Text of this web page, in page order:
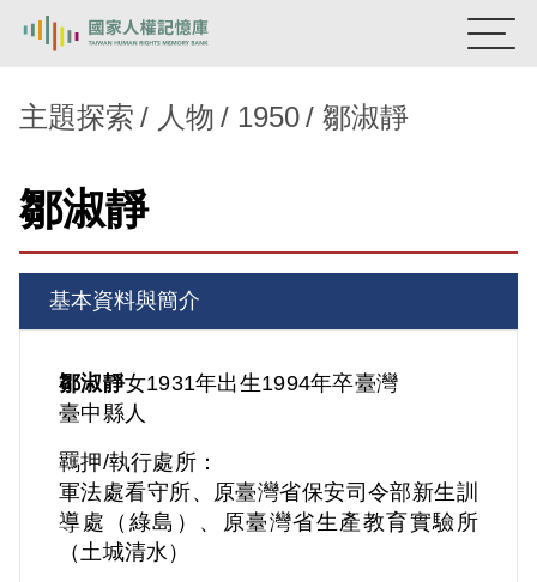
新生訓導處
主題探索
背景知識
關於我們
主題探索 人物 1950 鄒淑靜
鄒淑靜
基本資料與簡介
鄒淑靜女1931年出生1994年卒臺灣
臺中縣人
羈押/執行處所：
軍法處看守所、原臺灣省保安司令部新生訓
導處（綠島）、原臺灣省生產教育實驗所
（土城清水）